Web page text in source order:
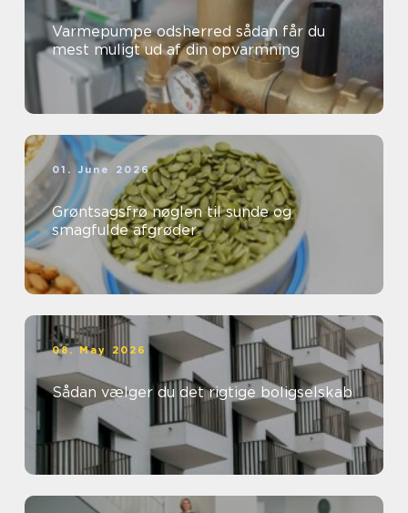
Varmepumpe odsherred sådan får du
mest muligt ud af din opvarmning
01. June 2026
Grøntsagsfrø nøglen til sunde og
smagfulde afgrøder
08. May 2026
Sådan vælger du det rigtige boligselskab